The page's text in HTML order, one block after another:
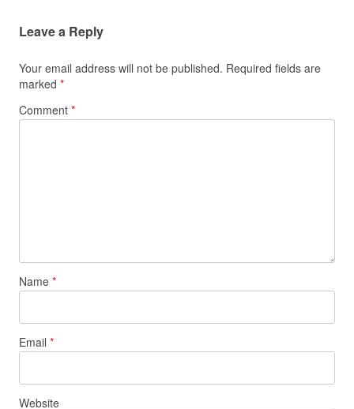
Leave a Reply
Your email address will not be published. Required fields are
marked *
Comment *
Name *
Email *
Website